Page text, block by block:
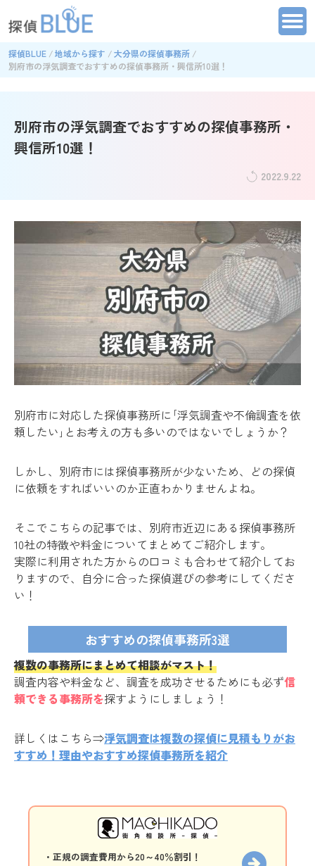
探偵BLUE 地域から探す
大分県の探偵事務所
別府市の浮気調査でおすすめの探偵事務所・興信所10選！
別府市の浮気調査でおすすめの探偵事務所・
興信所10選！
2022.9.22
別府市に対応した探偵事務所に｢浮気調査や不倫調査を依
頼したい｣とお考えの方も多いのではないでしょうか？
しかし、別府市には探偵事務所が少ないため、どの探偵
に依頼をすればいいのか正直わかりませんよね。
そこでこちらの記事では、別府市近辺にある探偵事務所
10社の特徴や料金についてまとめてご紹介します。
実際に利用された方からの口コミも合わせて紹介してお
りますので、自分に合った探偵選びの参考にしてくださ
い！
おすすめの探偵事務所3選
複数の事務所にまとめて相談がマスト！
調査内容や料金など、調査を成功させるためにも必ず信
頼できる事務所を探すようにしましょう！
詳しくはこちら⇒浮気調査は複数の探偵に見積もりがお
すすめ！理由やおすすめ探偵事務所を紹介
・正規の調査費用から20～40％割引！